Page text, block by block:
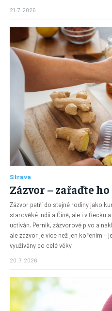
21. 7. 2026
Strava
Zázvor – zařaďte
Zázvor patří do stejné rodiny jako
starověké Indii a Číně, ale i v Řecku
uctíván. Perník, zázvorové pivo a
ale zázvor je více než jen kořením –
využívány po celé věky.
20. 7. 2026